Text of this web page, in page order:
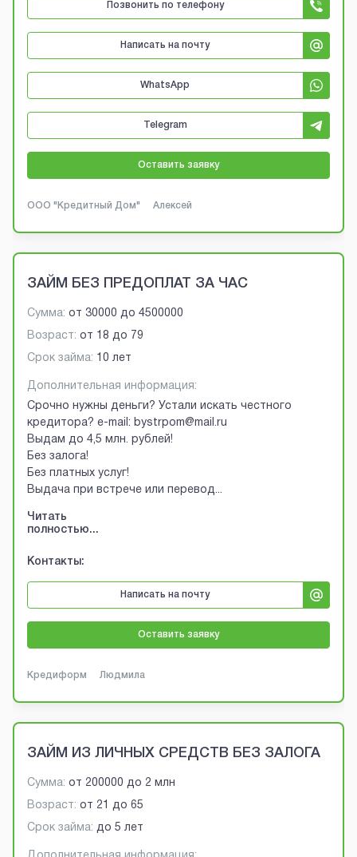
Позвонить по телефону
Написать на почту
WhatsApp
Telegram
Оставить заявку
ООО "Кредитный Дом" Алексей
ЗАЙМ БЕЗ ПРЕДОПЛАТ ЗА ЧАС
Сумма: от 30000 до 4500000
Возраст: от 18 до 79
Срок займа: 10 лет
Дополнительная информация:
Срочно нужны деньги? Устали искать честного
кредитора? e-mail: bystrpom@mail.ru
Выдам до 4,5 млн. рублей!
Без залога!
Без платных услуг!
Выдача при встрече или перевод...
Читать
полностью...
Контакты:
Написать на почту
Оставить заявку
Кредиформ Людмила
ЗАЙМ ИЗ ЛИЧНЫХ СРЕДСТВ БЕЗ ЗАЛОГА
Сумма: от 200000 до 2 млн
Возраст: от 21 до 65
Срок займа: до 5 лет